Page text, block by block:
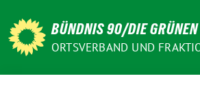
zum
Inhalt
BÜNDNIS 90/DIE GRÜNEN
ORTSVERBAND UND